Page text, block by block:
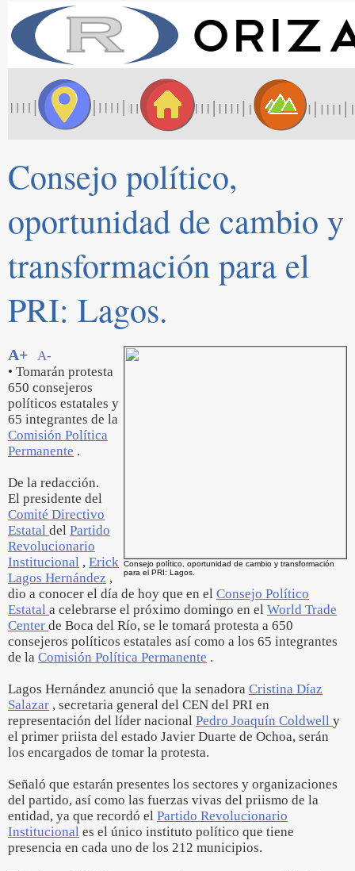
Consejo político,
oportunidad de cambio y
transformación para el
PRI: Lagos.
Consejo político, oportunidad de cambio y transformación
para el PRI: Lagos.
A+
A-
• Tomarán protesta
650 consejeros
políticos estatales y
65 integrantes de la
Comisión Política
Permanente .
De la redacción.
El presidente del
Comité Directivo
Estatal del Partido
Revolucionario
Institucional , Erick
Lagos Hernández ,
dio a conocer el día de hoy que en el Consejo Político
Estatal a celebrarse el próximo domingo en el World Trade
Center de Boca del Río, se le tomará protesta a 650
consejeros políticos estatales así como a los 65 integrantes
de la Comisión Política Permanente .
Lagos Hernández anunció que la senadora Cristina Díaz
Salazar , secretaria general del CEN del PRI en
representación del líder nacional Pedro Joaquín Coldwell y
el primer priista del estado Javier Duarte de Ochoa, serán
los encargados de tomar la protesta.
Señaló que estarán presentes los sectores y organizaciones
del partido, así como las fuerzas vivas del priismo de la
entidad, ya que recordó el Partido Revolucionario
Institucional es el único instituto político que tiene
presencia en cada uno de los 212 municipios.